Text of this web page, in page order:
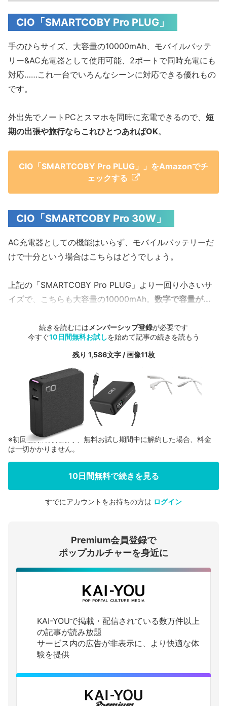
CIO「SMARTCOBY Pro PLUG」
手のひらサイズ、大容量の10000mAh、モバイルバッテ
リー&AC充電器として使用可能、2ポートで同時充電にも
対応……これ一台でいろんなシーンに対応できる優れもの
です。
外出先でノートPCとスマホを同時に充電できるので、 短
期の出張や旅行ならこれひとつあればOK。
CIO「SMARTCOBY Pro PLUG」」をAmazonでチ
ェックする
CIO「SMARTCOBY Pro 30W」
AC充電器としての機能はいらず、モバイルバッテリーだ
けで十分という場合はこちらはどうでしょう。
上記の「SMARTCOBY Pro PLUG」より一回り小さいサ
イズで、こちらも大容量の10000mAh。 数字で容量が...
続きを読むにはメンバーシップ登録が必要です
今すぐ10日間無料お試しを始めて記事の続きを読もう
残り 1,586文字 / 画像11枚
会員登録する
ログインする
※初回登録の方に限り、無料お試し期間中に解約した場合、料金
は一切かかりません。
10日間無料で続きを見る
すでにアカウントをお持ちの方は ログイン
Premium会員登録で
ポップカルチャーを身近に
KAI-YOUで掲載・配信されている数万件以上
の記事が読み放題
サービス内の広告が非表示に、より快適な体
験を提供